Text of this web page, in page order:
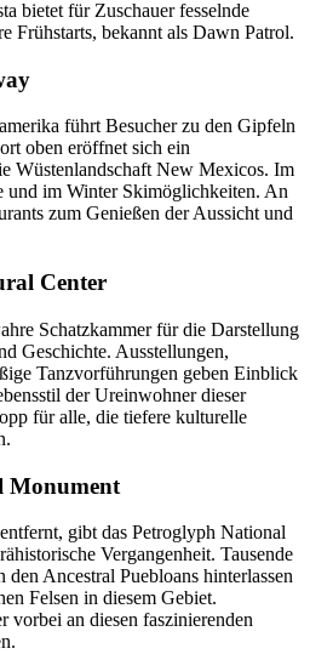
bietet für Zuschauer fesselnde
Frühstarts, bekannt als Dawn Patrol.
führt Besucher zu den Gipfeln
oben eröffnet sich ein
Wüstenlandschaft New Mexicos. Im
und im Winter Skimöglichkeiten. An
zum Genießen der Aussicht und
Center
Schatzkammer für die Darstellung
Geschichte. Ausstellungen,
Tanzvorführungen geben Einblick
der Ureinwohner dieser
für alle, die tiefere kulturelle
Monument
gibt das Petroglyph National
Vergangenheit. Tausende
Ancestral Puebloans hinterlassen
Felsen in diesem Gebiet.
vorbei an diesen faszinierenden